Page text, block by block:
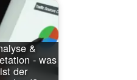
&
- was
ist der